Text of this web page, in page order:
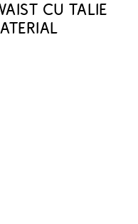
CU TALIE